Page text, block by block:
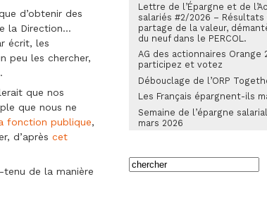
d’obtenir des
la Direction…
écrit, les
peu les chercher,
.
que nos
que nous ne
fonction publique,
d’après cet
de la manière
Lettre de l’Épargne et de
salariés #2/2026 – Résultats
partage de la valeur,
du neuf dans le PERCOL.
AG des actionnaires Orange
participez et votez
Débouclage de l’ORP
Les Français épargnent-ils
Semaine de l’épargne
mars 2026